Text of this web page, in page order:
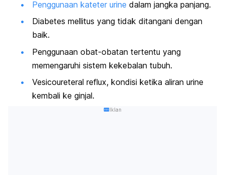
Penggunaan kateter urine dalam jangka panjang.
Diabetes mellitus yang tidak ditangani dengan
baik.
Penggunaan obat-obatan tertentu yang
memengaruhi sistem kekebalan tubuh.
Vesicoureteral reflux, kondisi ketika aliran urine
kembali ke ginjal.
Iklan